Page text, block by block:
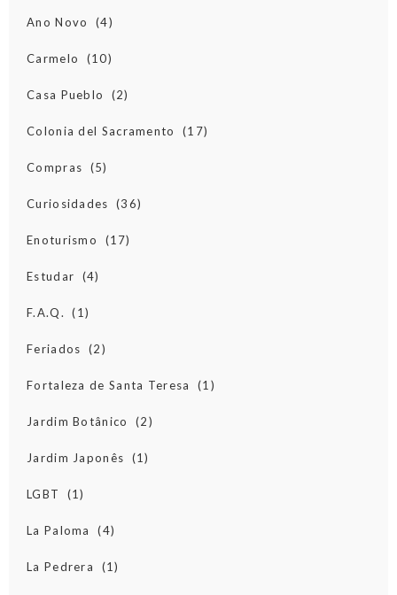
Ano Novo (4)
Carmelo (10)
Casa Pueblo (2)
Colonia del Sacramento (17)
Compras (5)
Curiosidades (36)
Enoturismo (17)
Estudar (4)
F.A.Q. (1)
Feriados (2)
Fortaleza de Santa Teresa (1)
Jardim Botânico (2)
Jardim Japonês (1)
LGBT (1)
La Paloma (4)
La Pedrera (1)